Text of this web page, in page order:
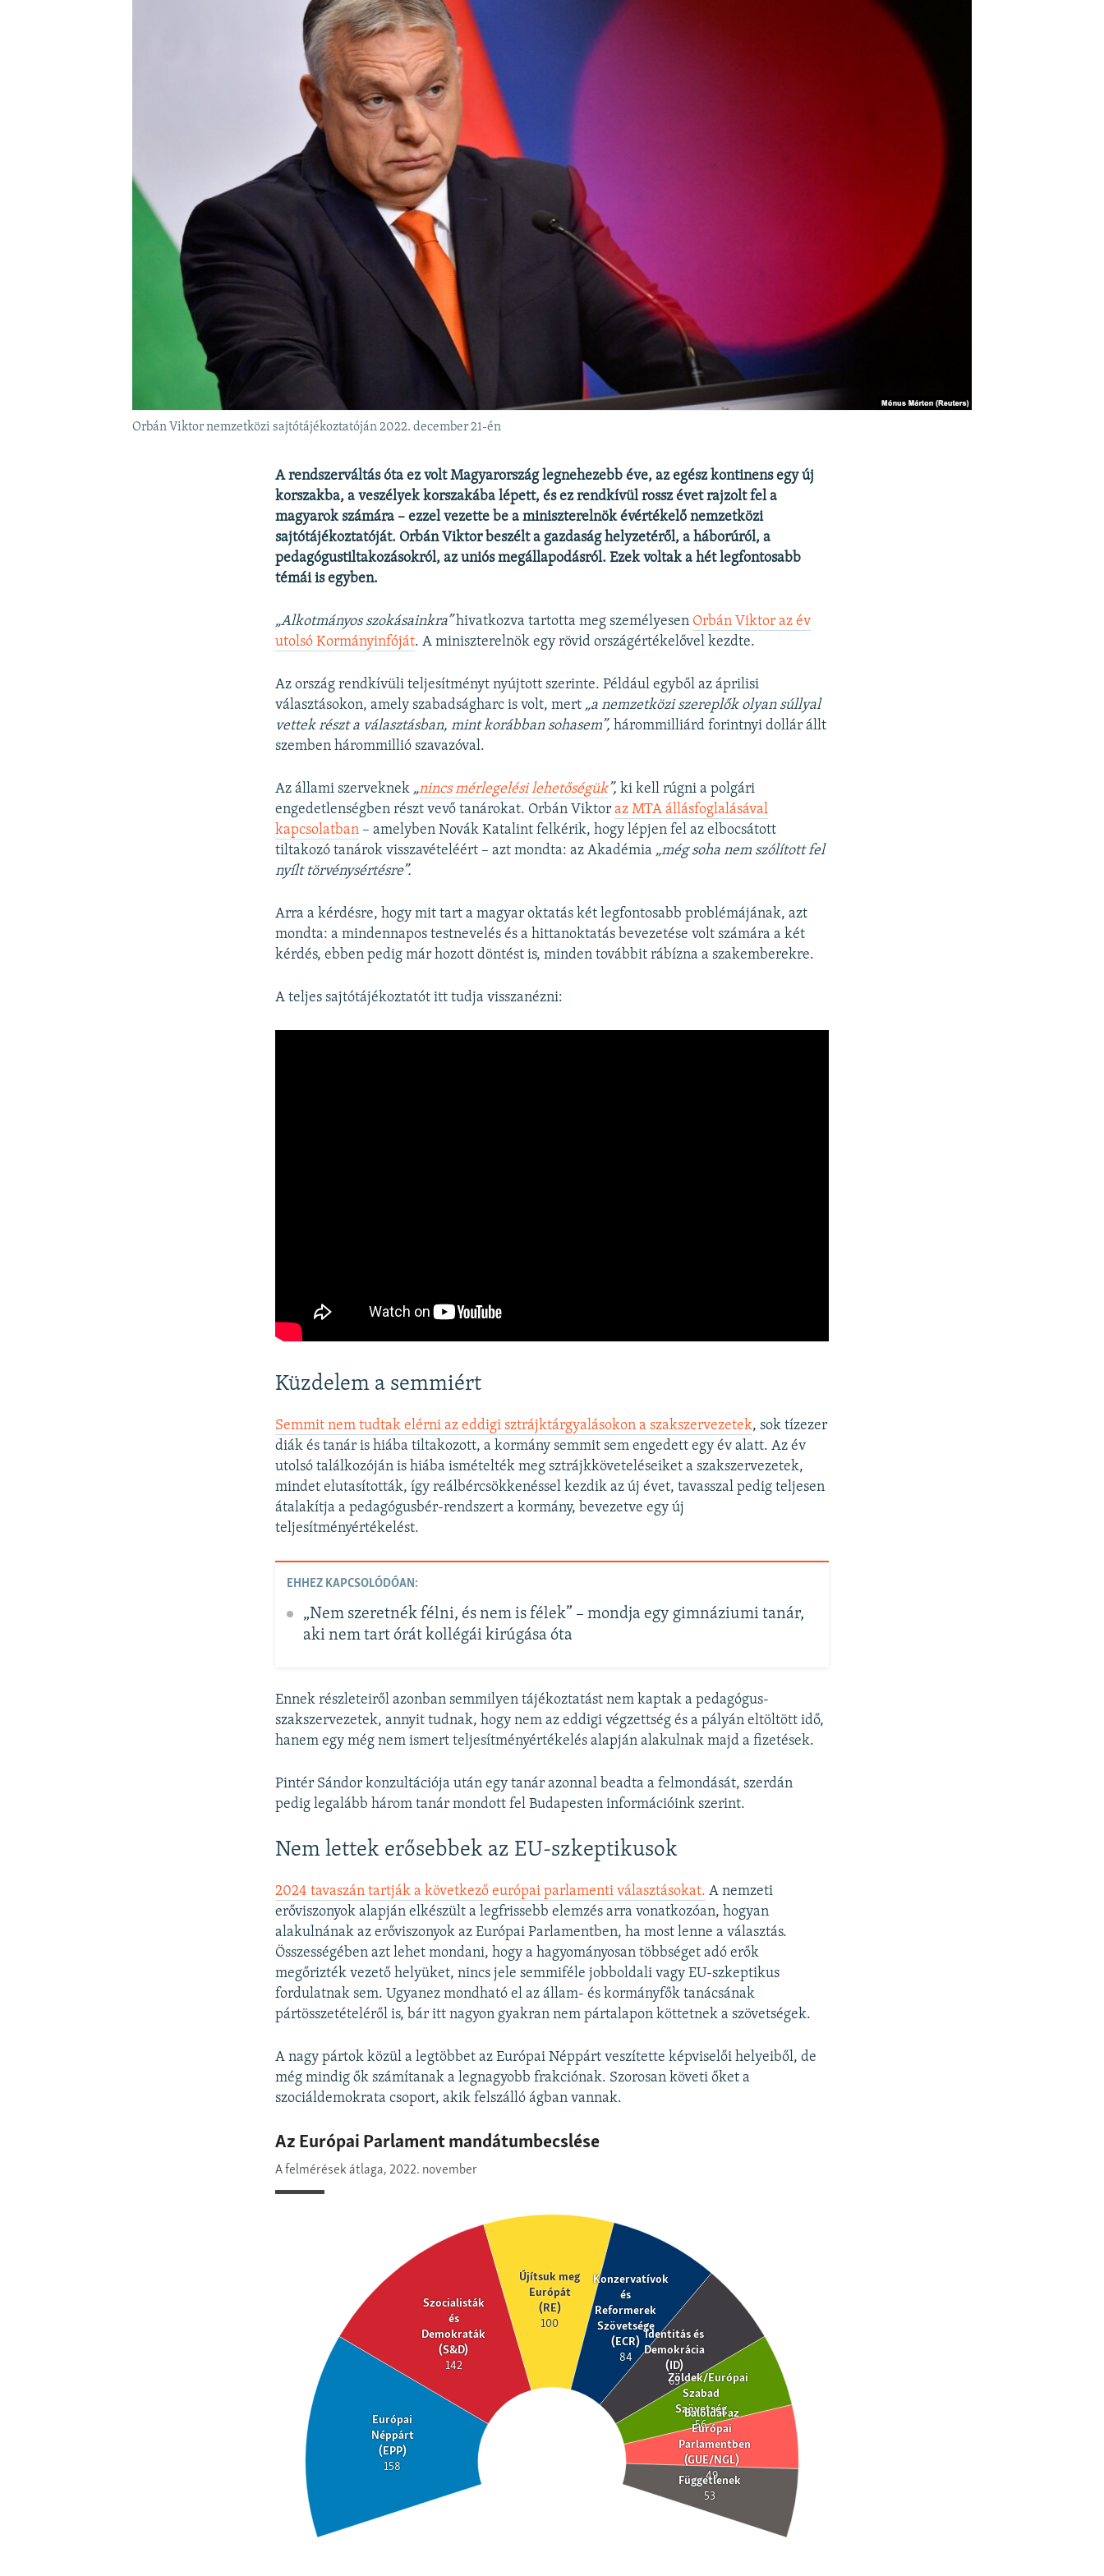
Orbán Viktor nemzetközi sajtótájékoztatóján 2022. december 21-én
A rendszerváltás óta ez volt Magyarország legnehezebb éve, az egész kontinens egy új
korszakba, a veszélyek korszakába lépett, és ez rendkívül rossz évet rajzolt fel a
magyarok számára – ezzel vezette be a miniszterelnök évértékelő nemzetközi
sajtótájékoztatóját. Orbán Viktor beszélt a gazdaság helyzetéről, a háborúról, a
pedagógustiltakozásokról, az uniós megállapodásról. Ezek voltak a hét legfontosabb
témái is egyben.
„Alkotmányos szokásainkra”hivatkozva tartotta meg személyesen Orbán Viktor az év
utolsó Kormányinfóját. A miniszterelnök egy rövid országértékelővel kezdte.
Az ország rendkívüli teljesítményt nyújtott szerinte. Például egyből az áprilisi
választásokon, amely szabadságharc is volt, mert „a nemzetközi szereplők olyan súllyal
vettek részt a választásban, mint korábban sohasem”, hárommilliárd forintnyi dollár állt
szemben hárommillió szavazóval.
Az állami szerveknek „nincs mérlegelési lehetőségük”, ki kell rúgni a polgári
engedetlenségben részt vevő tanárokat. Orbán Viktoraz MTA állásfoglalásával
kapcsolatban – amelyben Novák Katalint felkérik, hogy lépjen fel az elbocsátott
tiltakozó tanárok visszavételéért – azt mondta: az Akadémia „még soha nem szólított fel
nyílt törvénysértésre”.
Arra a kérdésre, hogy mit tart a magyar oktatás két legfontosabb problémájának, azt
mondta: a mindennapos testnevelés és a hittanoktatás bevezetése volt számára a két
kérdés, ebben pedig már hozott döntést is, minden továbbit rábízna a szakemberekre.
A teljes sajtótájékoztatót itt tudja visszanézni:
Küzdelem a semmiért
Semmit nem tudtak elérni az eddigi sztrájktárgyalásokon a szakszervezetek, sok tízezer
diák és tanár is hiába tiltakozott, a kormány semmit sem engedett egy év alatt. Az év
utolsó találkozóján is hiába ismételték meg sztrájkköveteléseiket a szakszervezetek,
mindet elutasították, így reálbércsökkenéssel kezdik az új évet, tavasszal pedig teljesen
átalakítja a pedagógusbér-rendszert a kormány, bevezetve egy új
teljesítményértékelést.
EHHEZ KAPCSOLÓDÓAN:
„Nem szeretnék félni, és nem is félek” – mondja egy gimnáziumi tanár,
aki nem tart órát kollégái kirúgása óta
Ennek részleteiről azonban semmilyen tájékoztatást nem kaptak a pedagógus-
szakszervezetek, annyit tudnak, hogy nem az eddigi végzettség és a pályán eltöltött idő,
hanem egy még nem ismert teljesítményértékelés alapján alakulnak majd a fizetések.
Pintér Sándor konzultációja után egy tanár azonnal beadta a felmondását, szerdán
pedig legalább három tanár mondott fel Budapesten információink szerint.
Nem lettek erősebbek az EU-szkeptikusok
2024 tavaszán tartják a következő európai parlamenti választásokat. A nemzeti
erőviszonyok alapján elkészült a legfrissebb elemzés arra vonatkozóan, hogyan
alakulnának az erőviszonyok az Európai Parlamentben, ha most lenne a választás.
Összességében azt lehet mondani, hogy a hagyományosan többséget adó erők
megőrizték vezető helyüket, nincs jele semmiféle jobboldali vagy EU-szkeptikus
fordulatnak sem. Ugyanez mondható el az állam- és kormányfők tanácsának
pártösszetételéről is, bár itt nagyon gyakran nem pártalapon köttetnek a szövetségek.
A nagy pártok közül a legtöbbet az Európai Néppárt veszítette képviselői helyeiből, de
még mindig ők számítanak a legnagyobb frakciónak. Szorosan követi őket a
szociáldemokrata csoport, akik felszálló ágban vannak.